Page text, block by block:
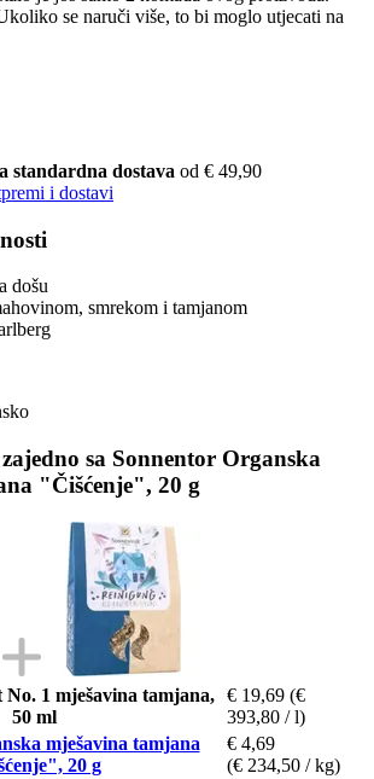
se naruči više, to bi moglo utjecati na
standardna dostava od € 49,90
i dostavi
došu
smrekom i tamjanom
sa Sonnentor Organska
"Čišćenje", 20 g
1 mješavina tamjana,
50 ml
€ 19,69 (€
393,80 / l)
mješavina tamjana
20 g
€ 4,69
(€ 234,50 / kg)